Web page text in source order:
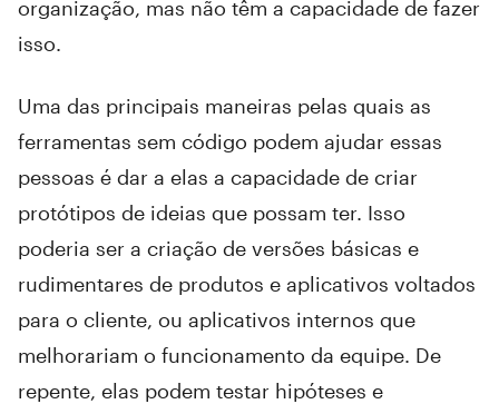
organização, mas não têm a capacidade de fazer
isso.
Uma das principais maneiras pelas quais as
ferramentas sem código podem ajudar essas
pessoas é dar a elas a capacidade de criar
protótipos de ideias que possam ter. Isso
poderia ser a criação de versões básicas e
rudimentares de produtos e aplicativos voltados
para o cliente, ou aplicativos internos que
melhorariam o funcionamento da equipe. De
repente, elas podem testar hipóteses e